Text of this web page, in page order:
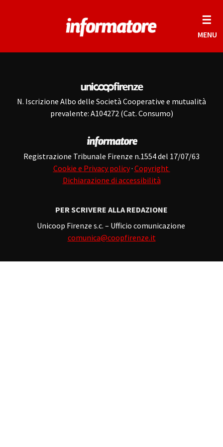
☰
MENU
N. Iscrizione Albo delle Società Cooperative e mutualità
prevalente: A104272 (Cat. Consumo)
Registrazione Tribunale Firenze n.1554 del 17/07/63
Cookie e Privacy policy· Copyright
Dichiarazione di accessibilità
PER SCRIVERE ALLA REDAZIONE
Unicoop Firenze s.c. – Ufficio comunicazione
comunica@coopfirenze.it